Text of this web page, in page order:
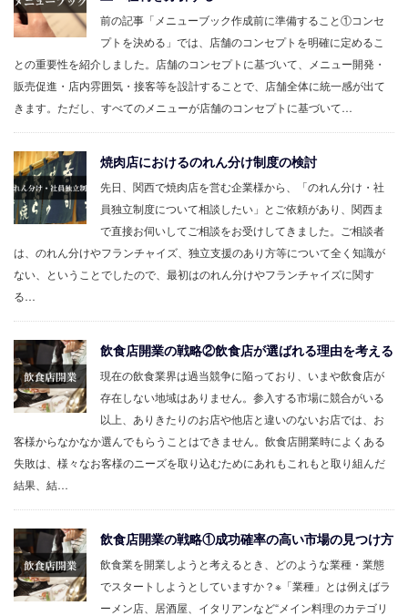
前の記事「メニューブック作成前に準備すること①コンセ
プトを決める」では、店舗のコンセプトを明確に定めるこ
との重要性を紹介しました。店舗のコンセプトに基づいて、メニュー開発・
販売促進・店内雰囲気・接客等を設計することで、店舗全体に統一感が出て
きます。ただし、すべてのメニューが店舗のコンセプトに基づいて…
焼肉店におけるのれん分け制度の検討
先日、関西で焼肉店を営む企業様から、「のれん分け・社
員独立制度について相談したい」とご依頼があり、関西ま
で直接お伺いしてご相談をお受けしてきました。ご相談者
は、のれん分けやフランチャイズ、独立支援のあり方等について全く知識が
ない、ということでしたので、最初はのれん分けやフランチャイズに関す
る…
飲食店開業の戦略②飲食店が選ばれる理由を考える
現在の飲食業界は過当競争に陥っており、いまや飲食店が
存在しない地域はありません。参入する市場に競合がいる
以上、ありきたりのお店や他店と違いのないお店では、お
客様からなかなか選んでもらうことはできません。飲食店開業時によくある
失敗は、様々なお客様のニーズを取り込むためにあれもこれもと取り組んだ
結果、結…
飲食店開業の戦略①成功確率の高い市場の見つけ方
飲食業を開業しようと考えるとき、どのような業種・業態
でスタートしようとしていますか？※「業種」とは例えばラ
ーメン店、居酒屋、イタリアンなど“メイン料理のカテゴリ